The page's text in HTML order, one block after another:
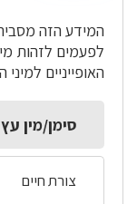
המידע הזה
לפעמים לזהות
האופייניים
סימן/מין עץ
צורת חיים